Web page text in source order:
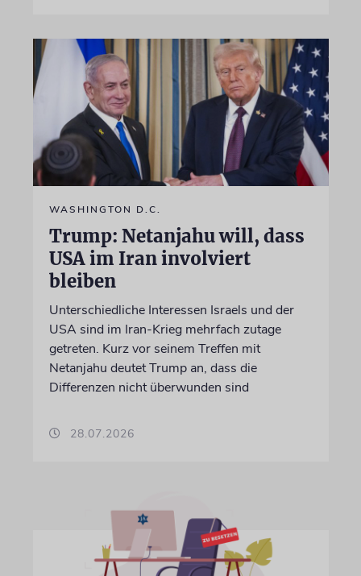
WASHINGTON D.C.
Trump: Netanjahu will, dass
USA im Iran involviert
bleiben
Unterschiedliche Interessen Israels und der
USA sind im Iran-Krieg mehrfach zutage
getreten. Kurz vor seinem Treffen mit
Netanjahu deutet Trump an, dass die
Differenzen nicht überwunden sind
28.07.2026